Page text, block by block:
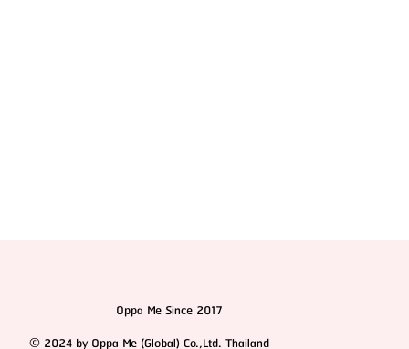
Oppa Me Since 2017
© 2024 by Oppa Me (Global) Co.,Ltd. Thailand